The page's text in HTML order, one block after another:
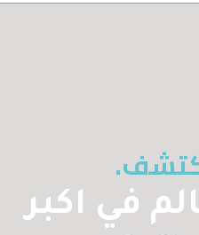
في اكبر